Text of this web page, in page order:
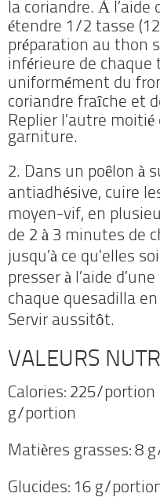
la coriandre. À l’aide
étendre 1/2 tasse
préparation au thon
inférieure de
uniformément du
coriandre fraîche et
Replier l’autre
garniture.
2. Dans un poêlon à
antiadhésive, cuire
moyen-vif, en
de 2 à 3 minutes de
jusqu’à ce qu’elles
presser à l’aide
chaque quesadilla
Servir aussitôt.
VALEURS
Calories: 225/portion
g/portion
Matières grasses: 8
Glucides: 16 g/